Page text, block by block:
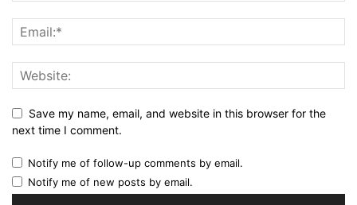
Save my name, email, and website in this browser for the
next time I comment.
Notify me of follow-up comments by email.
Notify me of new posts by email.